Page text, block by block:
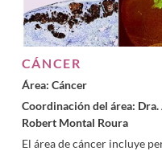
CÁNCER
Área: Cáncer
Coordinación del área:
Robert Montal Roura
El área de cáncer incluye